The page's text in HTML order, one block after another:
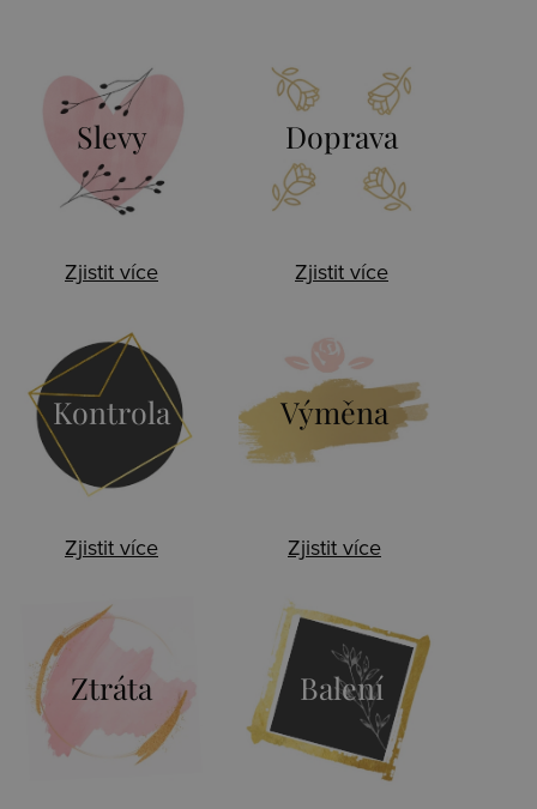
Slevy
Zjistit více
Doprava
Zjistit více
Kontrola
Zjistit více
Výměna
Zjistit více
Ztráta Balení